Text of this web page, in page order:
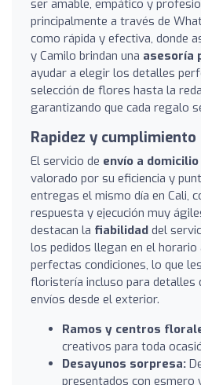
ser amable, empático y
principalmente a través de
como rápida y efectiva, donde
y Camilo brindan una asesoría
ayudar a elegir los detalles
selección de flores hasta la
garantizando que cada regalo
Rapidez y
El servicio de envío a domicilio
valorado por su eficiencia y
entregas el mismo día en Cali,
respuesta y ejecución muy
destacan la fiabilidad del
los pedidos llegan en el horario
perfectas condiciones, lo que
floristería incluso para detalles
envíos desde el exterior.
Ramos y centros
creativos para toda
Desayunos sorpresa:
presentados con esmero